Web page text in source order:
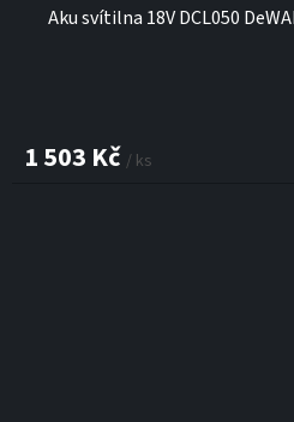
Aku svítilna 18V DCL050
1 503 Kč / ks